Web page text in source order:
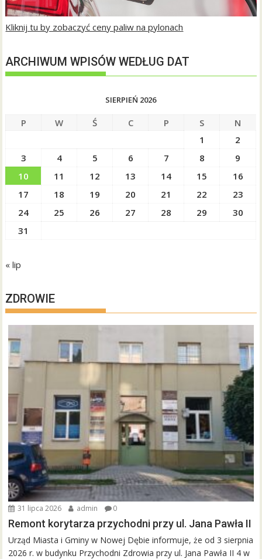
Kliknij tu by zobaczyć ceny paliw na pylonach
ARCHIWUM WPISÓW WEDŁUG DAT
SIERPIEŃ 2026
P W Ś C P S
N
1
2
3
4 5 6 7 8
9
10
11 12 13 14 15
16
17
18 19 20 21 22
23
24
25 26 27 28 29
30
31
« lip
ZDROWIE
31 lipca 2026 admin 0
Remont korytarza przychodni przy ul. Jana Pawła II
Urząd Miasta i Gminy w Nowej Dębie informuje, że od 3 sierpnia
2026 r. w budynku Przychodni Zdrowia przy ul. Jana Pawła II 4 w